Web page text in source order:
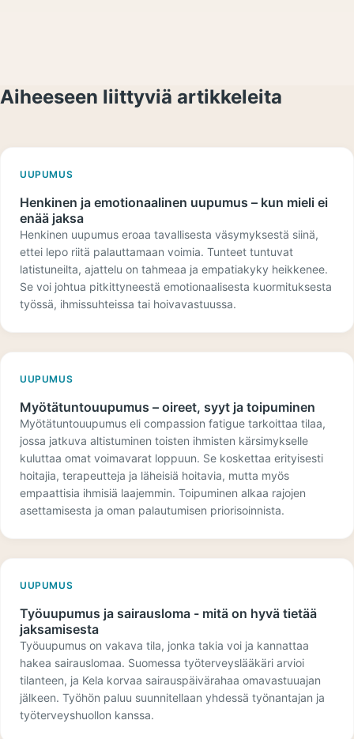
Aiheeseen liittyviä artikkeleita
UUPUMUS
Henkinen ja emotionaalinen uupumus – kun mieli ei
enää jaksa
Henkinen uupumus eroaa tavallisesta väsymyksestä siinä,
ettei lepo riitä palauttamaan voimia. Tunteet tuntuvat
latistuneilta, ajattelu on tahmeaa ja empatiakyky heikkenee.
Se voi johtua pitkittyneestä emotionaalisesta kuormituksesta
työssä, ihmissuhteissa tai hoivavastuussa.
UUPUMUS
Myötätuntouupumus – oireet, syyt ja toipuminen
Myötätuntouupumus eli compassion fatigue tarkoittaa tilaa,
jossa jatkuva altistuminen toisten ihmisten kärsimykselle
kuluttaa omat voimavarat loppuun. Se koskettaa erityisesti
hoitajia, terapeutteja ja läheisiä hoitavia, mutta myös
empaattisia ihmisiä laajemmin. Toipuminen alkaa rajojen
asettamisesta ja oman palautumisen priorisoinnista.
UUPUMUS
Työuupumus ja sairausloma - mitä on hyvä tietää
jaksamisesta
Työuupumus on vakava tila, jonka takia voi ja kannattaa
hakea sairauslomaa. Suomessa työterveyslääkäri arvioi
tilanteen, ja Kela korvaa sairauspäivärahaa omavastuuajan
jälkeen. Työhön paluu suunnitellaan yhdessä työnantajan ja
työterveyshuollon kanssa.